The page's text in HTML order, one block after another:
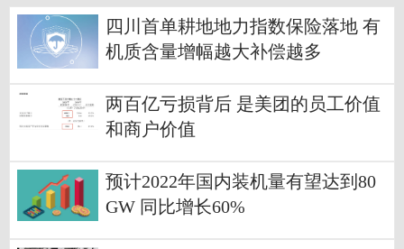
四川首单耕地地力指数保险落地 有
机质含量增幅越大补偿越多
两百亿亏损背后 是美团的员工价值
和商户价值
预计2022年国内装机量有望达到80
GW 同比增长60%